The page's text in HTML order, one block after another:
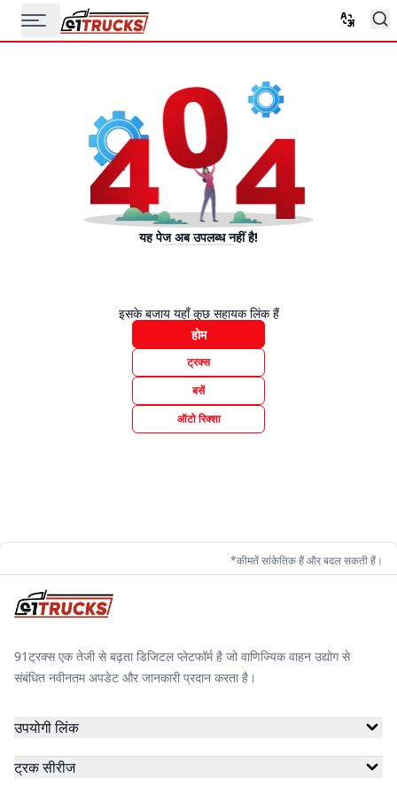
यह पेज अब उपलब्ध नहीं है!
इसके बजाय यहाँ कुछ सहायक लिंक हैं
होम
ट्रक्स
बसें
ऑटो रिक्शा
*कीमतें सांकेतिक हैं और बदल सकती हैं।
91ट्रक्स एक तेजी से बढ़ता डिजिटल प्लेटफॉर्म है जो वाणिज्यिक वाहन उद्योग से
संबंधित नवीनतम अपडेट और जानकारी प्रदान करता है।
उपयोगी लिंक
ट्रक सीरीज